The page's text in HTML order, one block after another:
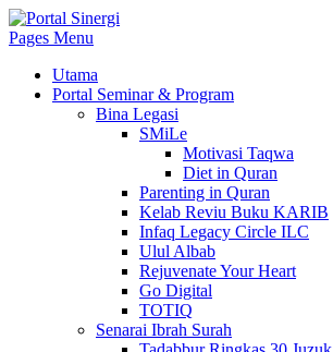
Pages Menu
Utama
Portal Seminar & Program
Bina Legasi
SMiLe
Motivasi Taqwa
Diet in Quran
Parenting in Quran
Kelab Reviu Buku KARIB
Infaq Legacy Circle ILC
Ulul Albab
Rejuvenate Your Heart
Go Digital
TOTIQ
Senarai Ibrah Surah